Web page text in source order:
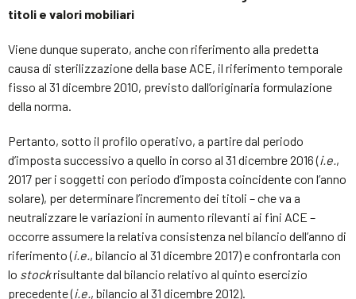
titoli e valori mobiliari
Viene dunque superato, anche con riferimento alla predetta
causa di sterilizzazione della base ACE, il riferimento temporale
fisso al 31 dicembre 2010, previsto dall’originaria formulazione
della norma.
Pertanto, sotto il profilo operativo, a partire dal periodo
d’imposta successivo a quello in corso al 31 dicembre 2016 (i.e.,
2017 per i soggetti con periodo d’imposta coincidente con l’anno
solare), per determinare l’incremento dei titoli – che va a
neutralizzare le variazioni in aumento rilevanti ai fini ACE –
occorre assumere la relativa consistenza nel bilancio dell’anno di
riferimento (i.e., bilancio al 31 dicembre 2017) e confrontarla con
lo stockrisultante dal bilancio relativo al quinto esercizio
precedente (i.e., bilancio al 31 dicembre 2012).